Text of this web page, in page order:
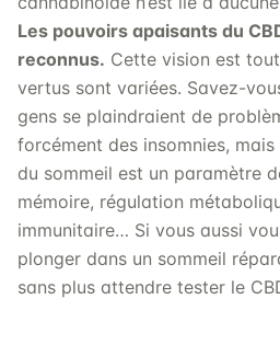
Les pouvoirs apaisants du
reconnus. Cette vision est
vertus sont variées. Savez-
gens se plaindraient de
forcément des insomnies,
du sommeil est un paramètre
mémoire, régulation
immunitaire… Si vous aussi
plonger dans un sommeil
sans plus attendre tester le